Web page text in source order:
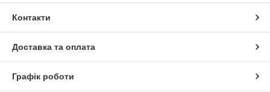
Контакти
Доставка та оплата
Графік роботи